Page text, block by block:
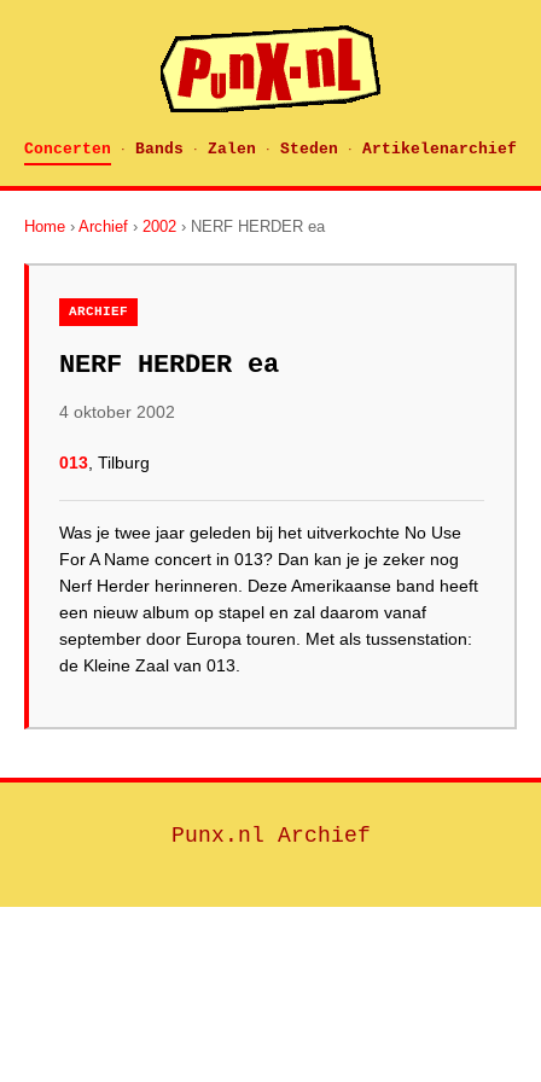
Concerten · Bands · Zalen · Steden · Artikelenarchief
Home › Archief › 2002 › NERF HERDER ea
ARCHIEF
NERF HERDER ea
4 oktober 2002
013 , Tilburg
Was je twee jaar geleden bij het uitverkochte No Use
For A Name concert in 013? Dan kan je je zeker nog
Nerf Herder herinneren. Deze Amerikaanse band heeft
een nieuw album op stapel en zal daarom vanaf
september door Europa touren. Met als tussenstation:
Punx.nl Archief